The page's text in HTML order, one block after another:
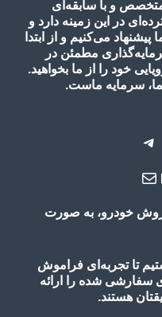
و با سابقه‌ای
در این زمینه دارد و
پیشنهاد می‌کنیم و از ابتدا
مطمئن در
خود را از ما بخواهید.
سرمایه ماست.
تلگرام
ایمیل
خودرو، به صورت
تا تجربه‌ای فراموش
سفارشی شده را ارائه
هستند.